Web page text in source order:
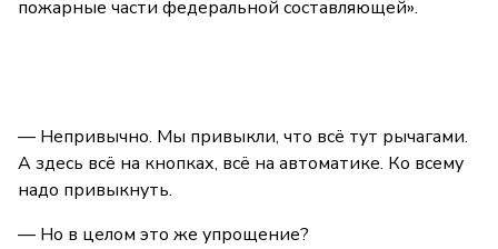
пожарные части федеральной составляющей».
— Непривычно. Мы привыкли, что всё тут рычагами.
А здесь всё на кнопках, всё на автоматике. Ко всему
надо привыкнуть.
— Но в целом это же упрощение?